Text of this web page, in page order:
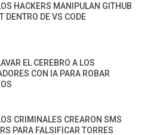
HACKERS MANIPULAN GITHUB
DENTRO DE VS CODE
EL CEREBRO A LOS
CON IA PARA ROBAR
CRIMINALES CREARON SMS
PARA FALSIFICAR TORRES